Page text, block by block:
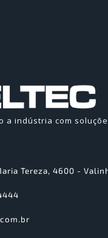
a indústria com
Tereza, 4600 -